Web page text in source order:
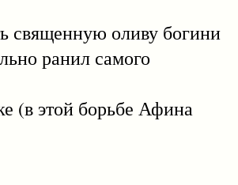
священную оливу богини
ранил самого
(в этой борьбе Афина